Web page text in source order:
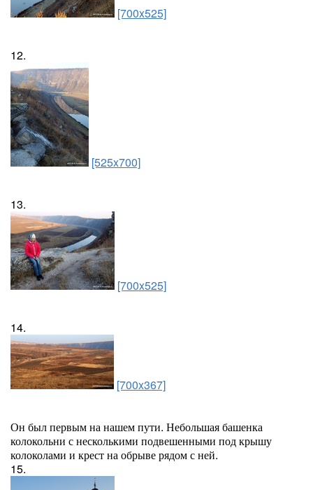
[700x525]
12.
[525x700]
13.
[700x525]
14.
[700x367]
Он был первым на нашем пути. Небольшая башенка
колокольни с несколькими подвешенными под крышу
колоколами и крест на обрыве рядом с ней.
15.